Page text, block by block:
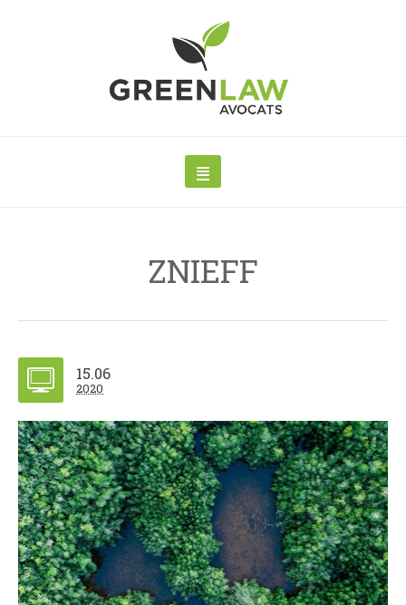
ZNIEFF
15.06
2020